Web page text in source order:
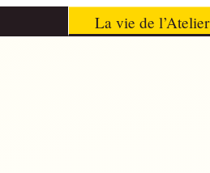
La vie de l’Atelier